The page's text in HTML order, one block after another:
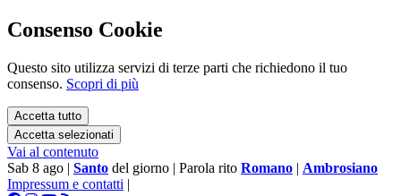
Consenso Cookie
Questo sito utilizza servizi di terze parti che richiedono il tuo
consenso. Scopri di più
Accetta tutto
Accetta selezionati
Vai al contenuto
Sab 8 ago | Santo del giorno | Parola rito Romano | Ambrosiano
Impressum e contatti |